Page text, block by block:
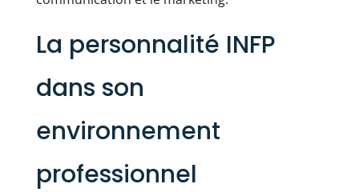
La personnalité INFP
dans son
environnement
professionnel